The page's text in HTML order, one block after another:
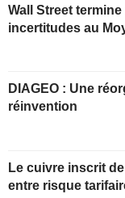
Wall Street
incertitudes au
DIAGEO : Une réorganisation, pas une
réinvention
Le cuivre inscrit
entre risque